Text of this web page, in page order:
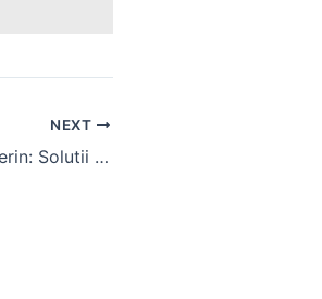
NEXT
Reparatii Acoperisuri in Caras-Severin: Solutii pentru Igrasie si Infiltratii